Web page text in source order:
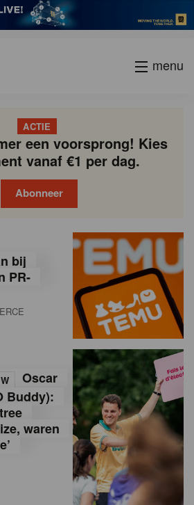
menu
ACTIE
een voorsprong! Kies
vanaf €1 per dag.
Abonneer
bij
PR-
Oscar
Buddy):
waren